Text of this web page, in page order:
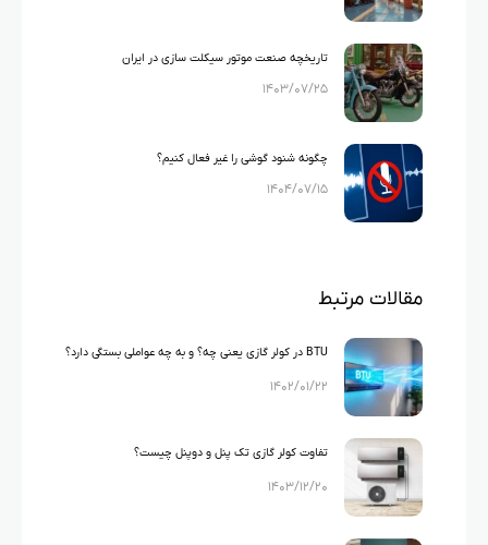
تاریخچه صنعت موتور سیکلت سازی در ایران
۱۴۰۳/۰۷/۲۵
چگونه شنود گوشی را غیر فعال کنیم؟
۱۴۰۴/۰۷/۱۵
مقالات مرتبط
BTU در کولر گازی یعنی چه؟ و به چه عواملی بستگی دارد؟
۱۴۰۲/۰۱/۲۲
تفاوت کولر گازی تک‌ پنل و دوپنل چیست؟
۱۴۰۳/۱۲/۲۰